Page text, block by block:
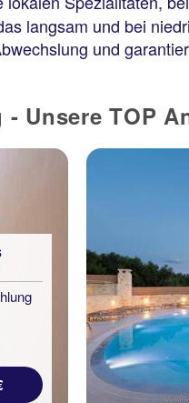
langsam und bei
und
Unsere TOP